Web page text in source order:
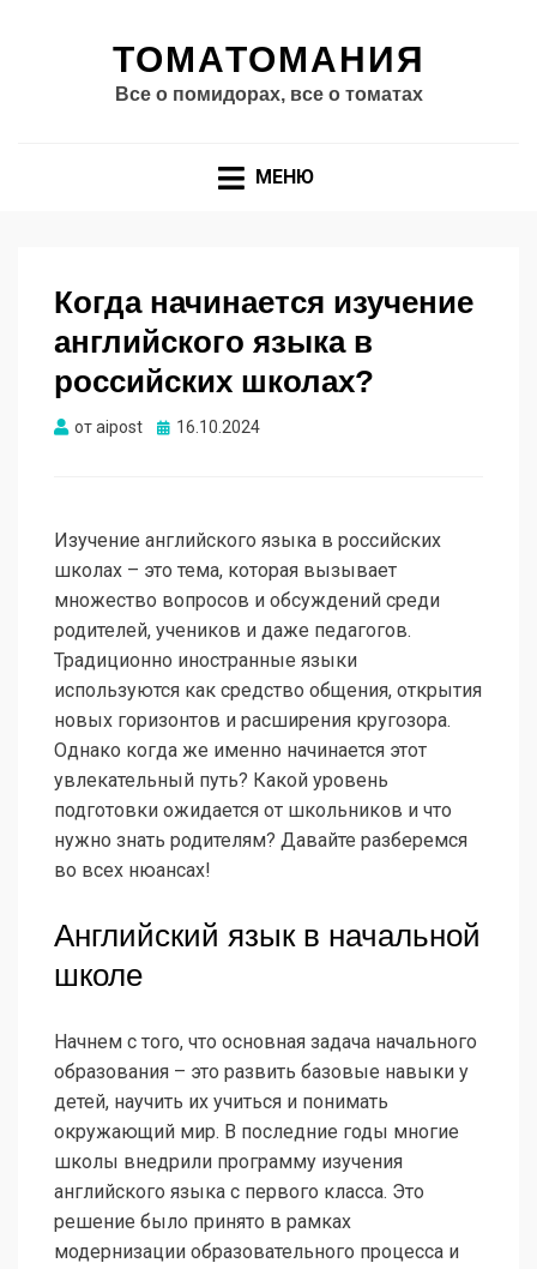
ТОМАТОМАНИЯ
Все о помидорах, все о томатах
МЕНЮ
Когда начинается изучение
английского языка в
российских школах?
отaipost Опубликовано
16.10.2024
Изучение английского языка в российских
школах – это тема, которая вызывает
множество вопросов и обсуждений среди
родителей, учеников и даже педагогов.
Традиционно иностранные языки
используются как средство общения, открытия
новых горизонтов и расширения кругозора.
Однако когда же именно начинается этот
увлекательный путь? Какой уровень
подготовки ожидается от школьников и что
нужно знать родителям? Давайте разберемся
во всех нюансах!
Английский язык в начальной
школе
Начнем с того, что основная задача начального
образования – это развить базовые навыки у
детей, научить их учиться и понимать
окружающий мир. В последние годы многие
школы внедрили программу изучения
английского языка с первого класса. Это
решение было принято в рамках
модернизации образовательного процесса и